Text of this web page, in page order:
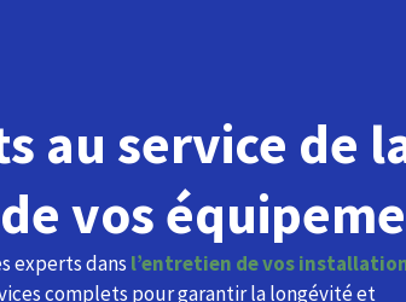
au service de
vos
experts dans l’entretien de vos
complets pour garantir la longévité et